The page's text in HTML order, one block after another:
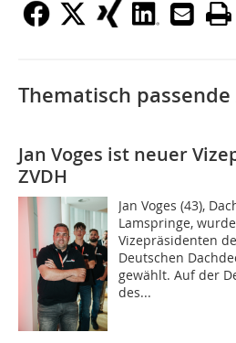
Thematisch
Jan Voges ist neuer
ZVDH
Jan Voges (43),
Lamspringe,
Vizepräsidenten
Deutschen
gewählt. Auf der
des...